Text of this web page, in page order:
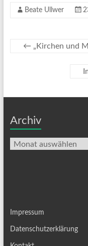
Beate Ullwer
← „Kirchen und
Archiv
Archiv
Impressum
Datenschutzerklärung